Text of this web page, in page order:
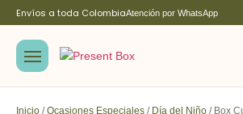
Envíos a toda ColombiaAtención por WhatsApp
Inicio /Ocasiones Especiales / Día del Niño / Box